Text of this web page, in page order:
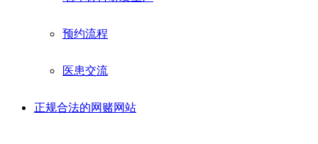
预约流程
医患交流
正规合法的网赌网站